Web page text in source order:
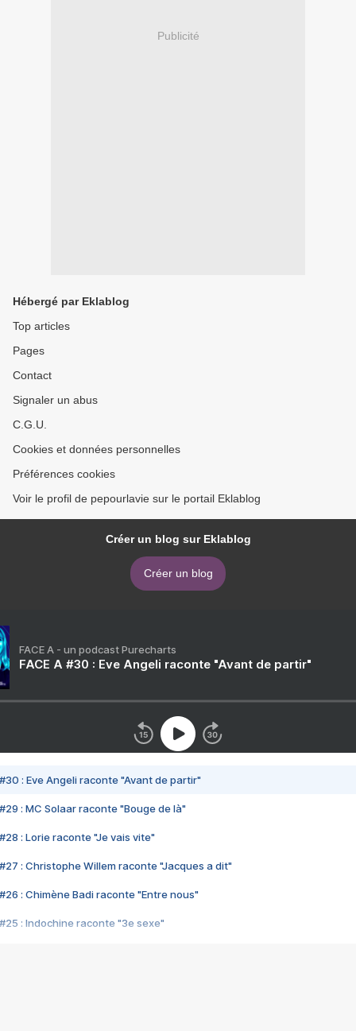
Publicité
Hébergé par Eklablog
Top articles
Pages
Contact
Signaler un abus
C.G.U.
Cookies et données personnelles
Préférences cookies
Voir le profil de pepourlavie sur le portail Eklablog
Créer un blog sur Eklablog
Créer un blog
FACE A - un podcast Purecharts
FACE A #30 : Eve Angeli raconte "Avant de partir"
#30 : Eve Angeli raconte "Avant de partir"
#29 : MC Solaar raconte "Bouge de là"
#28 : Lorie raconte "Je vais vite"
#27 : Christophe Willem raconte "Jacques a dit"
#26 : Chimène Badi raconte "Entre nous"
#25 : Indochine raconte "3e sexe"